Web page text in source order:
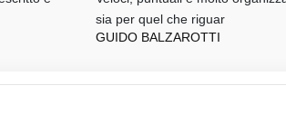
sia per quel che riguar
GUIDO BALZAROTTI